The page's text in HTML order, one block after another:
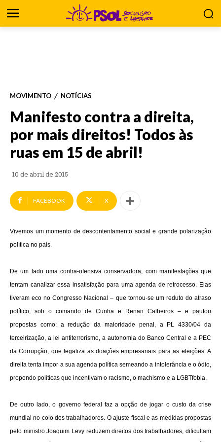
MOVIMENTO NOTÍCIAS
Manifesto contra a direita,
por mais direitos! Todos às
ruas em 15 de abril!
10 de abril de 2015
FACEBOOK X
Vivemos um momento de descontentamento social e grande polarização
política no país.
De um lado uma contra-ofensiva conservadora, com manifestações que
tentam canalizar essa insatisfação para uma agenda de retrocesso. Elas
tiveram eco no Congresso Nacional – que tornou-se um reduto do atraso
político, sob o comando de Cunha e Renan Calheiros – e pautou
propostas como: a redução da maioridade penal, a PL 4330/04 da
terceirização, a lei antiterrorismo, a autonomia do Banco Central e a PEC
da Corrupção, que legaliza as doações empresariais para as eleições. A
direita tenta impor a sua agenda política semeando a intolerância e o ódio,
propondo políticas que incentivam o racismo, o machismo e a LGBTfobia.
De outro lado, o governo federal faz a opção de jogar o custo da crise
mundial no colo dos trabalhadores. O ajuste fiscal e as medidas propostas
pelo ministro Joaquim Levy reduzem direitos dos trabalhadores, dificultam